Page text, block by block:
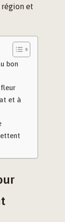
et
bon
et à